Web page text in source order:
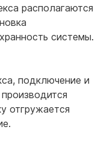
располагаются
системы.
подключение и
отгружается